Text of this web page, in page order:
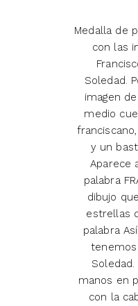
Medalla de
con las
Soledad.
imagen
medio
y un
Aparece
palabra
dibujo
estrellas
palabra
tenemos
manos en
con la